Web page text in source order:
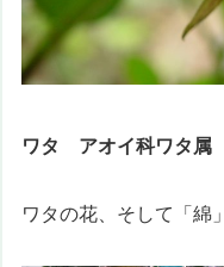
ワタ アオイ科ワタ属
ワタの花、そして「綿